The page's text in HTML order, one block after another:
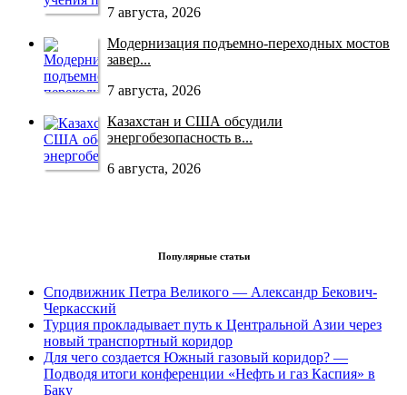
7 августа, 2026
Модернизация подъемно-переходных мостов
завер...
7 августа, 2026
Казахстан и США обсудили
энергобезопасность в...
6 августа, 2026
Популярные статьи
Сподвижник Петра Великого — Александр Бекович-
Черкасский
Турция прокладывает путь к Центральной Азии через
новый транспортный коридор
Для чего создается Южный газовый коридор? —
Подводя итоги конференции «Нефть и газ Каспия» в
Баку